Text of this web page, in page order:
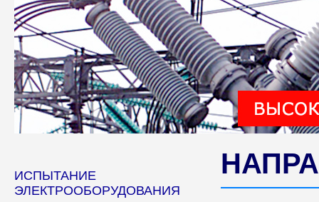
ИСПЫТАНИЕ
ЭЛЕКТРООБОРУДОВАНИЯ